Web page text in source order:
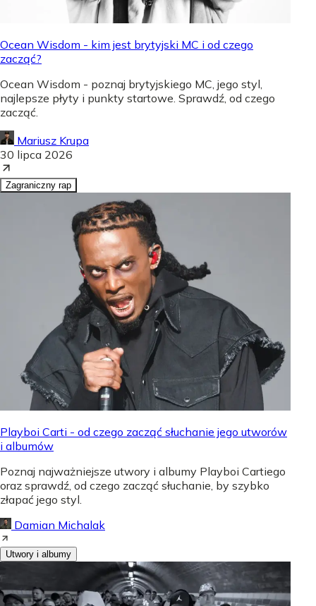
Ocean Wisdom - kim jest brytyjski MC i od czego
zacząć?
Ocean Wisdom - poznaj brytyjskiego MC, jego styl,
najlepsze płyty i punkty startowe. Sprawdź, od czego
zacząć.
Mariusz Krupa
30 lipca 2026
Zagraniczny rap
Playboi Carti - od czego zacząć słuchanie jego utworów
i albumów
Poznaj najważniejsze utwory i albumy Playboi Cartiego
oraz sprawdź, od czego zacząć słuchanie, by szybko
złapać jego styl.
Damian Michalak
Utwory i albumy